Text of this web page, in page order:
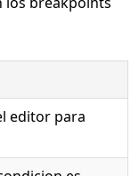
editor para